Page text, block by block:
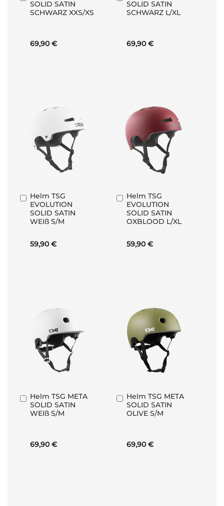
SOLID SATIN
SCHWARZ XXS/XS
69,90 €
den
Warenkorb
SOLID SATIN
SCHWARZ L/XL
69,90 €
den
Warenkorb
Helm TSG
EVOLUTION
SOLID SATIN
WEIß S/M
59,90 €
In
den
Warenkorb
Helm TSG
EVOLUTION
SOLID SATIN
OXBLOOD L/XL
59,90 €
In
den
Warenkorb
Helm TSG META
SOLID SATIN
WEIß S/M
69,90 €
In
den
Warenkorb
Helm TSG META
SOLID SATIN
OLIVE S/M
69,90 €
In
den
Warenkorb